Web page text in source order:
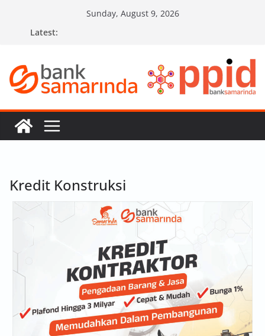
Sunday, August 9, 2026
Latest:
Kredit Konstruksi